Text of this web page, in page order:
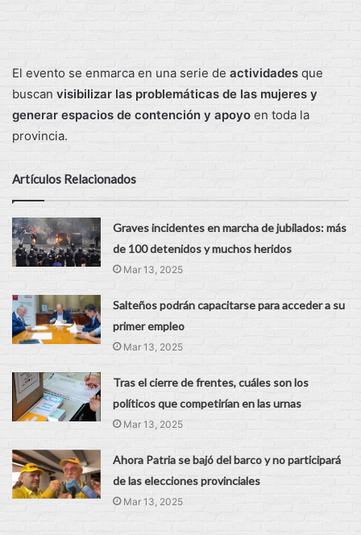
El evento se enmarca en una serie de actividades que
buscan visibilizar las problemáticas de las mujeres y
generar espacios de contención y apoyo en toda la
provincia.
Artículos Relacionados
Graves incidentes en marcha de jubilados: más
de 100 detenidos y muchos heridos
Mar 13, 2025
Salteños podrán capacitarse para acceder a su
primer empleo
Mar 13, 2025
Tras el cierre de frentes, cuáles son los
políticos que competirían en las urnas
Mar 13, 2025
Ahora Patria se bajó del barco y no participará
de las elecciones provinciales
Mar 13, 2025